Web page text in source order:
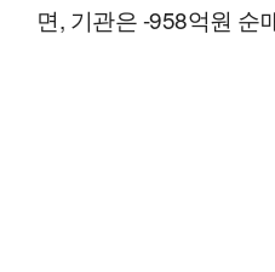
면, 기관은 -958억원 순